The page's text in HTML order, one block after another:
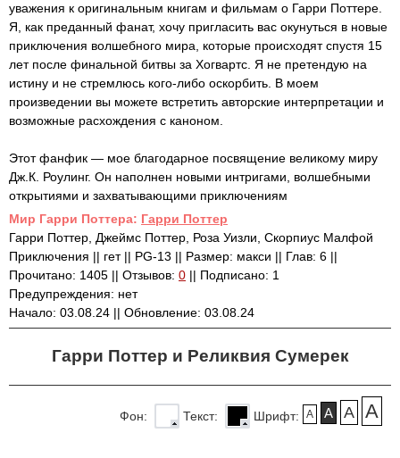
уважения к оригинальным книгам и фильмам о Гарри Поттере.
Я, как преданный фанат, хочу пригласить вас окунуться в новые
приключения волшебного мира, которые происходят спустя 15
лет после финальной битвы за Хогвартс. Я не претендую на
истину и не стремлюсь кого-либо оскорбить. В моем
произведении вы можете встретить авторские интерпретации и
возможные расхождения с каноном.
Этот фанфик — мое благодарное посвящение великому миру
Дж.К. Роулинг. Он наполнен новыми интригами, волшебными
открытиями и захватывающими приключениям
Mир Гарри Поттера: Гарри Поттер
Гарри Поттер, Джеймс Поттер, Роза Уизли, Скорпиус Малфой
Приключения || гет || PG-13 || Размер: макси || Глав: 6 ||
Прочитано: 1405 || Отзывов: 0 || Подписано: 1
Предупреждения: нет
Начало: 03.08.24 || Обновление: 03.08.24
Гарри Поттер и Реликвия Сумерек
A A A A
Шрифт:
Текст:
Фон: